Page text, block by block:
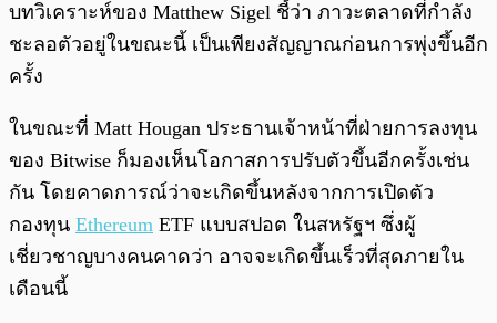
บทวิเคราะห์ของ Matthew Sigel ชี้ว่า ภาวะตลาดที่กำลัง
ชะลอตัวอยู่ในขณะนี้ เป็นเพียงสัญญาณก่อนการพุ่งขึ้นอีก
ครั้ง
ในขณะที่ Matt Hougan ประธานเจ้าหน้าที่ฝ่ายการลงทุน
ของ Bitwise ก็มองเห็นโอกาสการปรับตัวขึ้นอีกครั้งเช่น
กัน โดยคาดการณ์ว่าจะเกิดขึ้นหลังจากการเปิดตัว
กองทุน Ethereum ETF แบบสปอต ในสหรัฐฯ ซึ่งผู้
เชี่ยวชาญบางคนคาดว่า อาจจะเกิดขึ้นเร็วที่สุดภายใน
เดือนนี้